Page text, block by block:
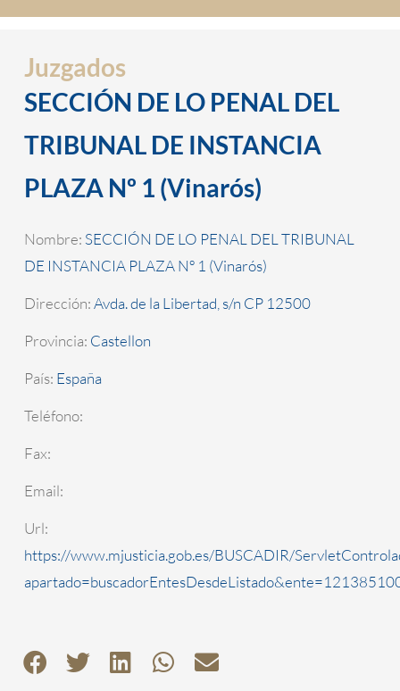
Juzgados
SECCIÓN DE LO PENAL DEL
TRIBUNAL DE INSTANCIA
PLAZA Nº 1 (Vinarós)
Nombre: SECCIÓN DE LO PENAL DEL TRIBUNAL
DE INSTANCIA PLAZA Nº 1 (Vinarós)
Dirección:Avda. de la Libertad, s/n CP 12500
Provincia: Castellon
País: España
Teléfono:
Fax:
Email:
Url:
https://www.mjusticia.gob.es/BUSCADIR/